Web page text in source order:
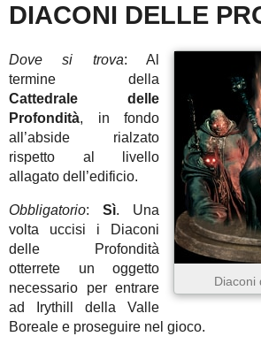
DIACONI DELLE
Diaconi
Dove si trova: Al
termine della
Cattedrale delle
Profondità, in fondo
all’abside rialzato
rispetto al livello
allagato dell’edificio.
Obbligatorio: Sì. Una
volta uccisi i Diaconi
delle Profondità
otterrete un oggetto
necessario per entrare
ad Irythill della Valle
Boreale e proseguire nel gioco.